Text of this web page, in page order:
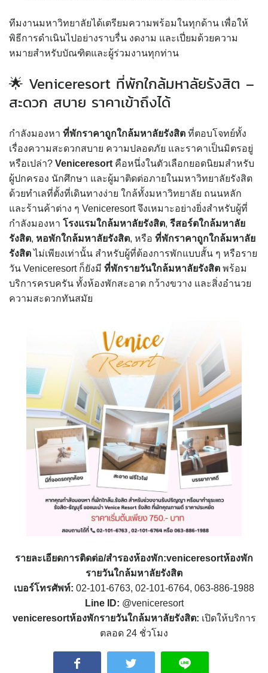
ทีมงานมหาวิทยาลัยได้เตรียมความพร้อมในทุกด้าน เพื่อให้
พิธีการดำเนินไปอย่างราบรื่น งดงาม และเปี่ยมด้วยความ
หมายสำหรับบัณฑิตและผู้ร่วมงานทุกท่าน
🌟 Veniceresort ที่พักใกล้มหาลัยรังสิต –
สะดวก สบาย ราคาเข้าถึงได้
กำลังมองหา ที่พักราคาถูกใกล้มหาลัยรังสิต ที่ตอบโจทย์ทั้ง
เรื่องความสะดวกสบาย ความปลอดภัย และราคาเป็นมิตรอยู่
หรือเปล่า? Veniceresort คือหนึ่งในตัวเลือกยอดนิยมสำหรับ
ผู้ปกครอง นักศึกษา และผู้มาติดต่อภายในมหาวิทยาลัยรังสิต
ด้วยทำเลที่ตั้งที่เดินทางง่าย ใกล้ทั้งมหาวิทยาลัย ถนนหลัก
และร้านค้าต่าง ๆ Veniceresort จึงเหมาะอย่างยิ่งสำหรับผู้ที่
กำลังมองหา โรงแรมใกล้มหาลัยรังสิต, รีสอร์ตใกล้มหาลัย
รังสิต, หอพักใกล้มหาลัยรังสิต, หรือ ที่พักราคาถูกใกล้มหาลัย
รังสิตไม่เพียงเท่านั้น สำหรับผู้ที่ต้องการพักแบบสั้น ๆ หรือราย
วัน Veniceresort ก็ยังมี ที่พักรายวันใกล้มหาลัยรังสิต พร้อม
บริการครบครัน ทั้งห้องพักสะอาด กว้างขวาง และสิ่งอำนวย
ความสะดวกทันสมัย
รายละเอียดการติดต่อ/สำรองห้องพัก:veniceresortห้องพัก
รายวันใกล้มหาลัยรังสิต
เบอร์โทรศัพท์: 02-101-6763, 02-101-6764, 063-886-1988
Line ID: @veniceresort
veniceresortห้องพักรายวันใกล้มหาลัยรังสิต: เปิดให้บริการ
ตลอด 24 ชั่วโมง